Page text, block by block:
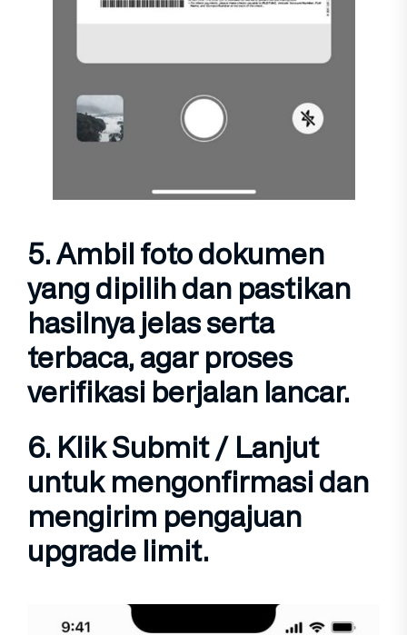
5. Ambilfoto dokumen
yang dipilih dan pastikan
hasilnyajelas serta
terbaca, agar proses
verifikasi berjalan lancar.
6. KlikSubmit / Lanjut
untuk mengonfirmasi dan
mengirim pengajuan
upgrade limit.